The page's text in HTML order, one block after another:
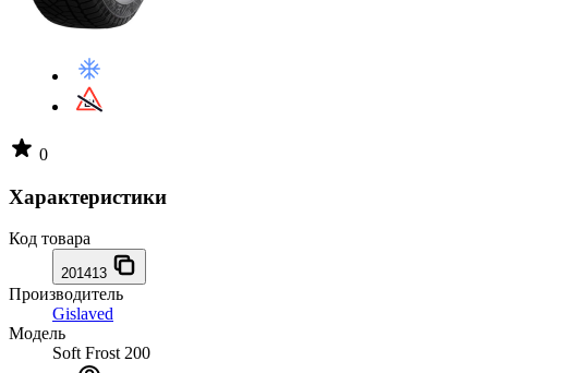
0
Характеристики
Код товара
201413
Производитель
Gislaved
Модель
Soft Frost 200